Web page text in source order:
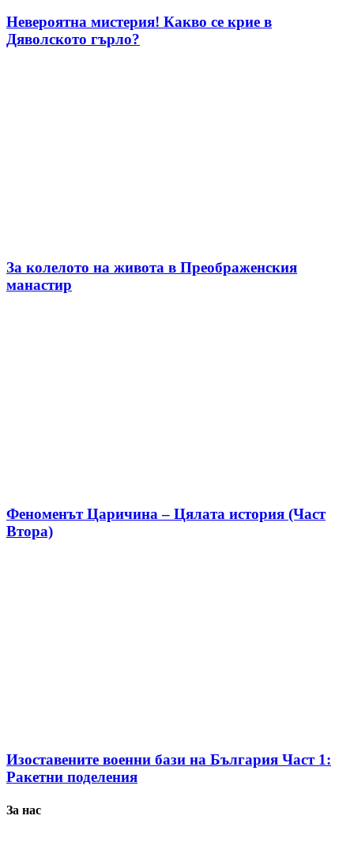
Невероятна мистерия! Какво се крие в
Дяволското гърло?
За колелото на живота в Преображенския
манастир
Феноменът Царичина – Цялата история (Част
Втора)
Изоставените военни бази на България Част 1:
Ракетни поделения
За нас